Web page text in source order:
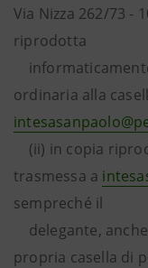
Via Nizza 262/73 -
riprodotta
ordinaria alla
(ii) in copia
trasmessa a
sempreché il
delegante,
propria casella di